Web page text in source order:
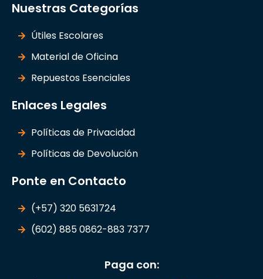
Nuestras Categorías
Útiles Escolares
Material de Oficina
Repuestos Esenciales
Enlaces Legales
Políticas de Privacidad
Políticas de Devolución
Ponte en Contacto
(+57) 320 5631724
(602) 885 0862-883 7377
Paga con: